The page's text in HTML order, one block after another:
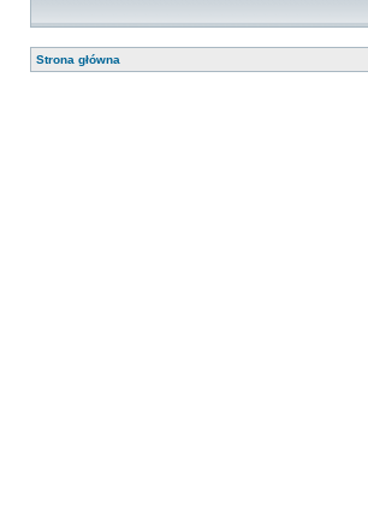
Strona główna